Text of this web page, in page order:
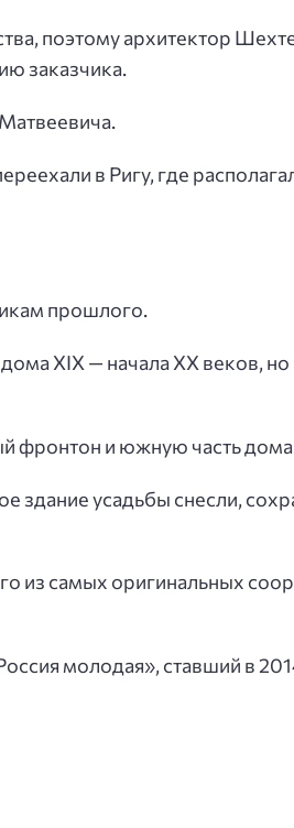
поэтому архитектор
заказчика.
в Ригу, где
прошлого.
XIX — начала XX веков,
фронтон и южную часть
здание усадьбы снесли,
из самых оригинальных
молодая», ставший в